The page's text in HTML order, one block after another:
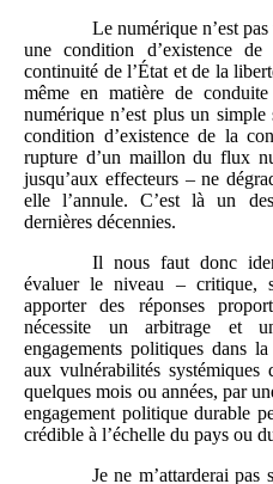
Le numérique n’est
une condition d’existence
continuité de l’État et de la
même en matière de
numérique n’est plus un
condition d’existence de la
rupture d’un maillon du flux
jusqu’aux effecteurs – ne
elle l’annule. C’est là un
dernières décennies.
Il nous faut donc
évaluer le niveau – critique,
apporter des réponses
nécessite un arbitrage et
engagements politiques dans
aux vulnérabilités systémiques
quelques mois ou années, par
engagement politique durable
crédible à l’échelle du pays ou
Je ne m’attarderai